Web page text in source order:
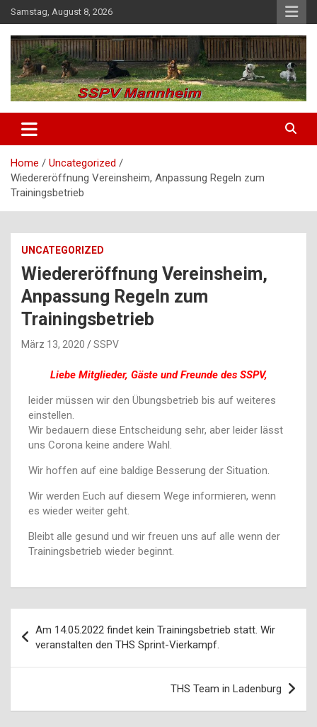
Samstag, August 8, 2026
SSPV Mannheim
Home
Uncategorized
Wiedereröffnung Vereinsheim, Anpassung Regeln zum
Trainingsbetrieb
UNCATEGORIZED
Wiedereröffnung Vereinsheim,
Anpassung Regeln zum
Trainingsbetrieb
März 13, 2020 SSPV
Liebe Mitglieder, Gäste und Freunde des SSPV,
leider müssen wir den Übungsbetrieb bis auf weiteres
einstellen.
Wir bedauern diese Entscheidung sehr, aber leider lässt
uns Corona keine andere Wahl.
Wir hoffen auf eine baldige Besserung der Situation.
Wir werden Euch auf diesem Wege informieren, wenn
es wieder weiter geht.
Bleibt alle gesund und wir freuen uns auf alle wenn der
Trainingsbetrieb wieder beginnt.
Am 14.05.2022 findet kein Trainingsbetrieb statt. Wir
veranstalten den THS Sprint-Vierkampf.
THS Team in Ladenburg